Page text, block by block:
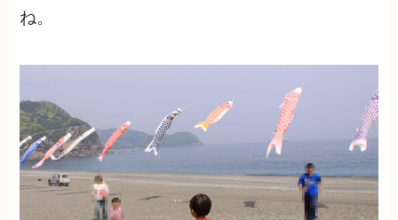
ね。